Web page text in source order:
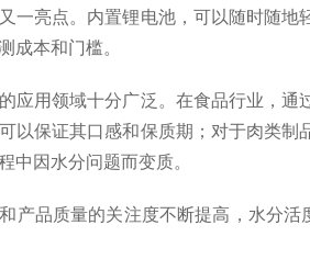
亮点。内置锂电池，可以随时随地
成本和门槛。
用领域十分广泛。在食品行业，通
以保证其口感和保质期；对于肉类
中因水分问题而变质。
品质量的关注度不断提高，水分活